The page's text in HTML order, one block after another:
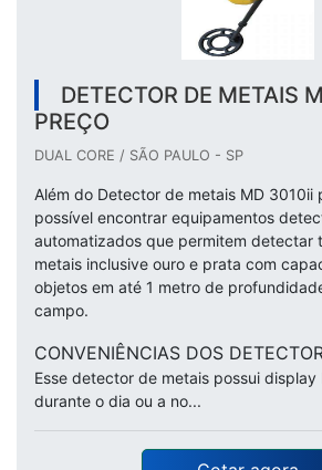
DETECTOR DE METAIS
PREÇO
DUAL CORE / SÃO PAULO - SP
Além do Detector de metais MD 3010ii
possível encontrar equipamentos
automatizados que permitem detectar
metais inclusive ouro e prata com
objetos em até 1 metro de
campo.
CONVENIÊNCIAS DOS
Esse detector de metais possui display
durante o dia ou a no...